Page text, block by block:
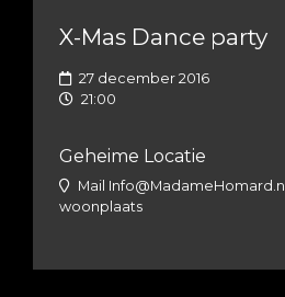
X-Mas Dance party
27 december 2016
21:00
Geheime Locatie
Mail Info@MadameHomard.nl
woonplaats